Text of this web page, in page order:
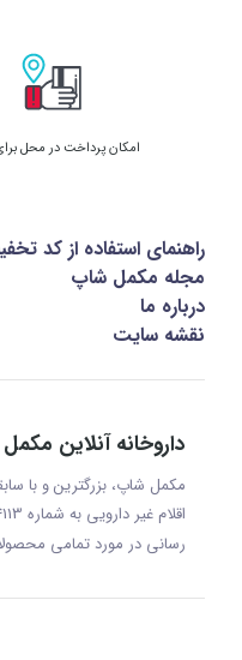
امکان پرداخت در محل
راهنمای استفاده از کد
مجله مکمل شاپ
درباره ما
نقشه سایت
داروخانه آنلاین
مکمل شاپ، بزرگترین و با
رسانی در مورد تمامی